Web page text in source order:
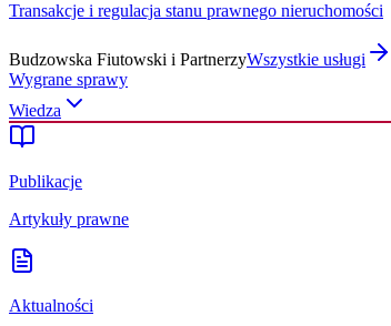
Transakcje i regulacja stanu prawnego nieruchomości
Budzowska Fiutowski i PartnerzyWszystkie usługi
Wygrane sprawy
Wiedza
Publikacje
Artykuły prawne
Aktualności